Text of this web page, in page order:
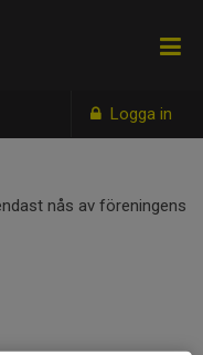
Logga in
nås av föreningens